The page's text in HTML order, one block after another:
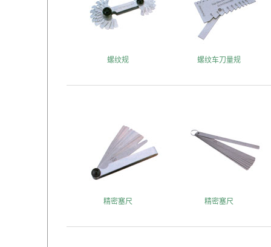
螺纹规 螺纹车刀量规
精密塞尺 精密塞尺